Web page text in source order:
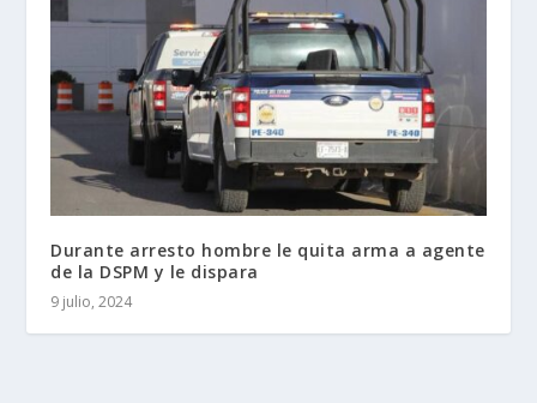
Durante arresto hombre le quita arma a agente
de la DSPM y le dispara
9 julio, 2024